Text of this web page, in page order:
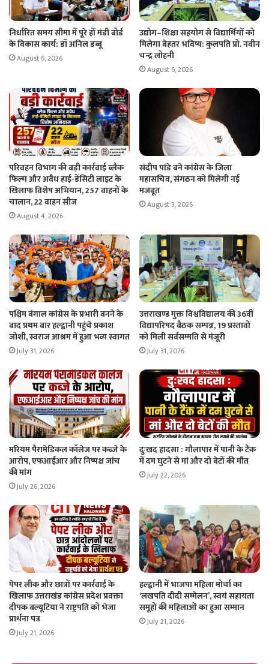
निर्धारित समय सीमा में पूरे हों मंडी बोर्ड
के विकास कार्य: डॉ अनिल डब्बू
August 6, 2026
उद्योग–शिक्षा सहयोग से विद्यार्थियों को
मिलेगा बेहतर भविष्य: कुलपति प्रो. नवीन
चन्द्र लोहनी
August 6, 2026
परिवहन विभाग की बड़ी कार्रवाई ब्लैक
फिल्म और अवैध हाई-डेंसिटी लाइट के
खिलाफ विशेष अभियान, 257 वाहनों के
चालान, 22 वाहन सीज
August 4, 2026
संदीप पांडे बने कांग्रेस के जिला
महासचिव, संगठन को मिलेगी नई
मजबूत
August 3, 2026
पश्चिम बंगाल कांग्रेस के प्रभारी बनने के
बाद प्रथम बार हल्द्वानी पहुंचे प्रकाश
जोशी, स्वराज आश्रम में हुआ भव्य स्वागत
July 31, 2026
उत्तराखण्ड मुक्त विश्वविद्यालय की 36वीं
विद्यापरिषद बैठक सम्पन्न, 19 प्रस्तावों
को मिली सर्वसम्मति से मंजूरी
July 31, 2026
मरियम पैरामेडिकल कॉलेज पर कब्जे के
आरोप, एफआईआर और निष्पक्ष जांच
की मांग
July 26, 2026
दुःखद हादसा : गौलापार में पानी के टैंक
में दम घुटने से मां और दो बेटों की मौत
July 22, 2026
पेपर लीक और छात्रों पर कार्रवाई के
खिलाफ उत्तराखंड कांग्रेस प्रदेश प्रवक्ता
दीपक बल्यूटिया ने राष्ट्रपति को भेजा
प्रार्थना पत्र
July 21, 2026
हल्द्वानी में भाजपा महिला मोर्चा का
‘लखपति दीदी सम्मेलन’, स्वयं सहायता
समूहों की महिलाओं का हुआ सम्मान
July 21, 2026